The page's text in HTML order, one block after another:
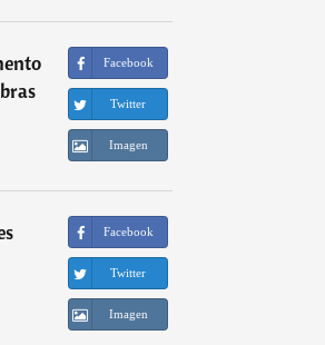
Facebook
Twitter
Imagen
Facebook
Twitter
Imagen